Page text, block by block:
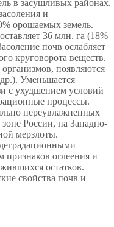
в засушливых районах.
и
орошаемых земель.
36 млн. га (18%
почв ослабляет
круговорота веществ.
появляются
Уменьшается
с ухудшением условий
процессы.
переувлажненных
России, на Западно-
мерзлоты.
признаков оглеения и
остатков.
свойства почв и